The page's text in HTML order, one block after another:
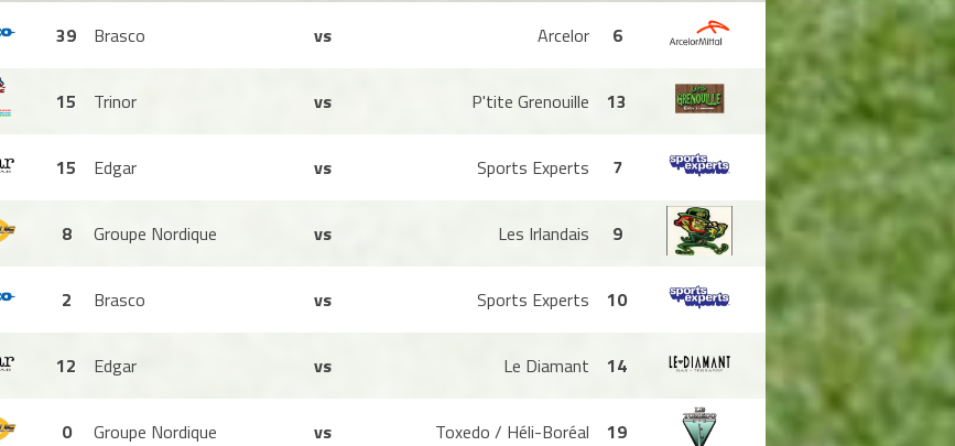
39 Brasco vs Arcelor 6
15 Trinor vs P'tite Grenouille 13
15 Edgar vs Sports Experts 7
8 Groupe Nordique vs Les Irlandais 9
2 Brasco vs Sports Experts 10
12 Edgar vs Le Diamant 14
0 Groupe Nordique vs Toxedo / Héli-Boréal 19